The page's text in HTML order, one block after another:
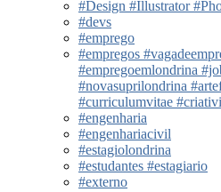
#Design #Illustrator
#devs
#emprego
#empregos
#empregoemlondrina
#novasuprilondrina
#curriculumvitae
#engenharia
#engenhariacivil
#estagiolondrina
#estudantes #estagiario
#externo